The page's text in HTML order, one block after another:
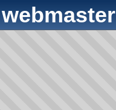
webmaster